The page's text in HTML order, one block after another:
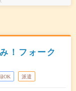
！フォーク
OK 派遣